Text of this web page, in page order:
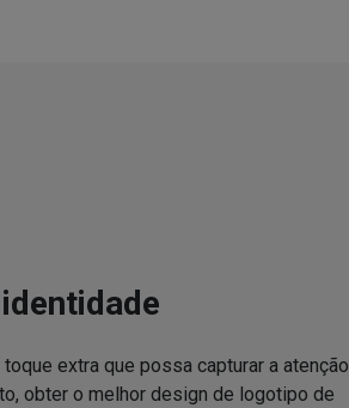
extra que possa capturar a atenção
obter o melhor design de logotipo de